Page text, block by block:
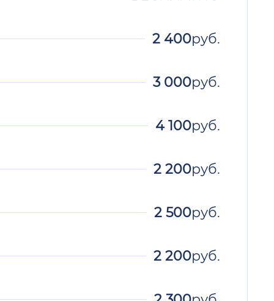
2 400руб.
3 000руб.
4 100руб.
2 200руб.
2 500руб.
2 200руб.